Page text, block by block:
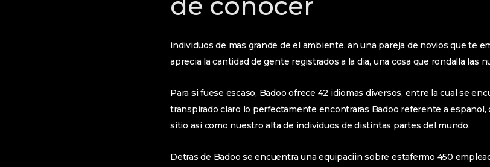
individuos de mas grande de el ambiente, an una pareja de novios que te
aprecia la cantidad de gente registrados a la dia, una cosa que rondalla las
Para si fuese escaso, Badoo ofrece 42 idiomas diversos, entre la cual se
transpirado claro lo perfectamente encontraras Badoo referente a espanol,
sitio asi­ como nuestro alta de individuos de distintas partes del mundo.
Detras de Badoo se encuentra una equipaciin sobre estafermo 450